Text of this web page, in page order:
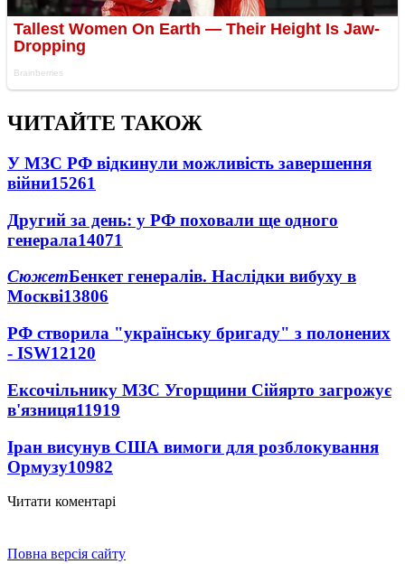
ЧИТАЙТЕ ТАКОЖ
У МЗС РФ відкинули можливість завершення
війни15261
Другий за день: у РФ поховали ще одного
генерала14071
СюжетБенкет генералів. Наслідки вибуху в
Москві13806
РФ створила "українську бригаду" з полонених
- ISW12120
Ексочільнику МЗС Угорщини Сійярто загрожує
в'язниця11919
Іран висунув США вимоги для розблокування
Ормузу10982
Читати коментарі
Повна версія сайту